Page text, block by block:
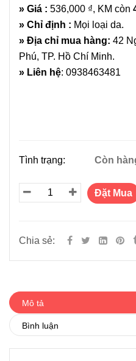
» Giá : 536,000 ₫, KM còn
» Chỉ định : Mọi loại da.
» Địa chỉ mua hàng: 42
Phú, TP. Hồ Chí Minh.
» Liên hệ: 0938463481
Tình trạng: Còn
Đặt Mua
Chia sẻ:
Mô tả
Bình luận